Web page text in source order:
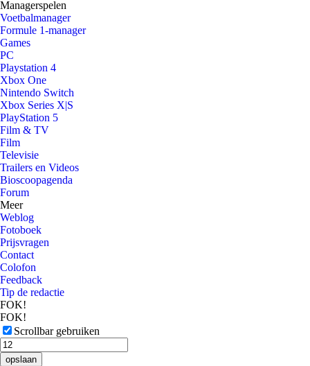
Managerspelen
Voetbalmanager
Formule 1-manager
Games
PC
Playstation 4
Xbox One
Nintendo Switch
Xbox Series X|S
PlayStation 5
Film & TV
Film
Televisie
Trailers en Videos
Bioscoopagenda
Forum
Meer
Weblog
Fotoboek
Prijsvragen
Contact
Colofon
Feedback
Tip de redactie
FOK!
FOK!
Scrollbar gebruiken
opslaan